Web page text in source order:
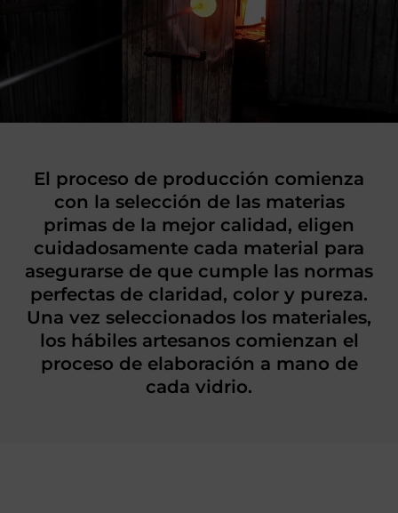
El proceso de producción comienza
con la selección de las materias
primas de la mejor calidad, eligen
cuidadosamente cada material para
asegurarse de que cumple las normas
perfectas de claridad, color y pureza.
Una vez seleccionados los materiales,
los hábiles artesanos comienzan el
proceso de elaboración a mano de
cada vidrio.